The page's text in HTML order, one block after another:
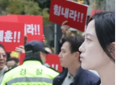
냥 폴리실리콘 관세 15% 부과…美
과 에르도안의 만남
"이란 최고지도자 위독…곧 사망해도